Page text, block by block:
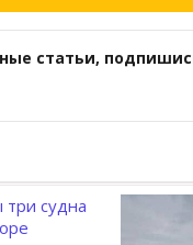
статьи,